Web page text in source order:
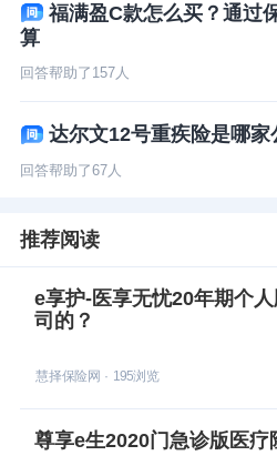
福满盈C款怎么买？通过
算
回答帮助了 157人
达尔文12号重疾险是哪家
回答帮助了67人
推荐阅读
e享护-医享无忧20年期个
司的？
慧择保险网 · 195浏览
尊享e生2020门急诊版医疗